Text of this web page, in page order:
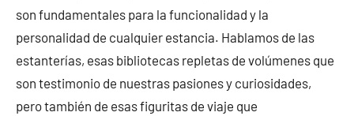
son fundamentales para la funcionalidad y la
personalidad de cualquier estancia. Hablamos de las
estanterías, esas bibliotecas repletas de volúmenes que
son testimonio de nuestras pasiones y curiosidades,
pero también de esas figuritas de viaje que